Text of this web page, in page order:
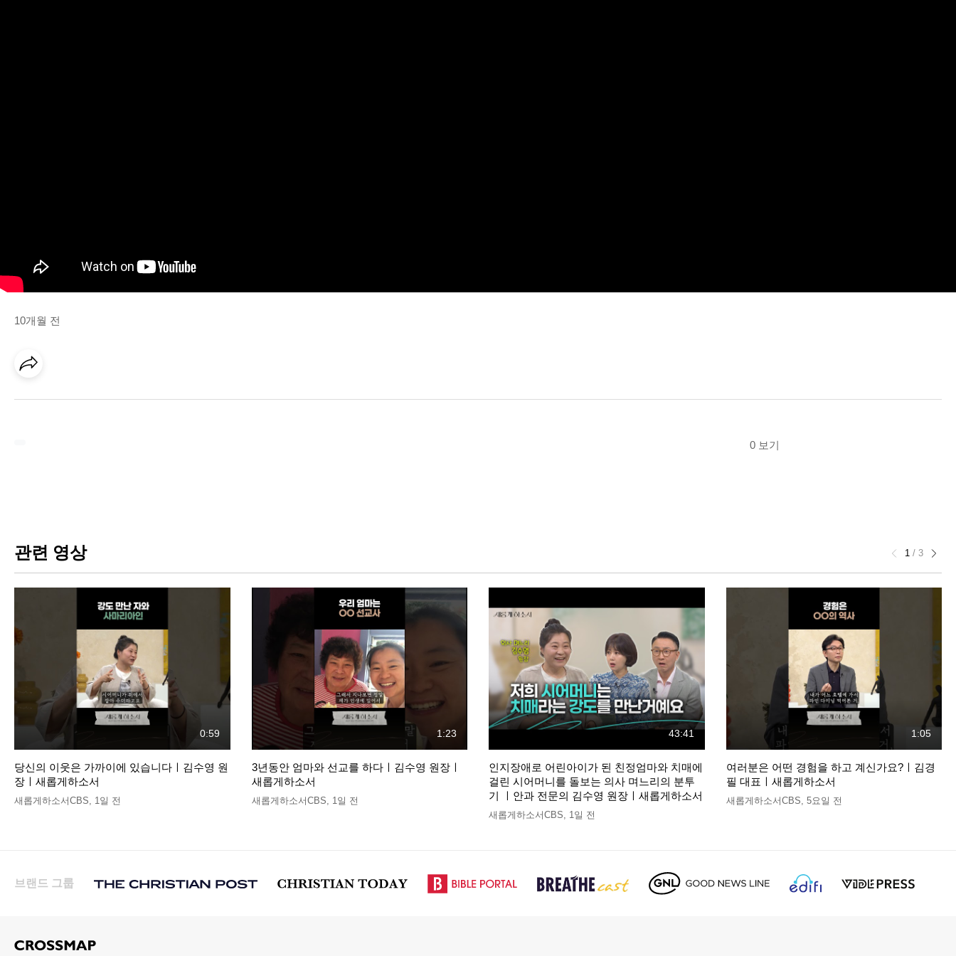
10개월 전
0 보기
관련 영상 1 / 3
0:59
당신의 이웃은 가까이에 있습니다ㅣ김수영 원
장ㅣ새롭게하소서
새롭게하소서CBS 1일 전
1:23
3년동안 엄마와 선교를 하다ㅣ김수영 원장ㅣ
새롭게하소서
새롭게하소서CBS 1일 전
43:41
인지장애로 어린아이가 된 친정엄마와 치매에
걸린 시어머니를 돌보는 의사 며느리의 분투
기 ㅣ안과 전문의 김수영 원장ㅣ새롭게하소서
새롭게하소서CBS 1일 전
1:05
여러분은 어떤 경험을 하고 계신가요?ㅣ김경
필 대표ㅣ새롭게하소서
새롭게하소서CBS 5요일 전
브랜드 그룹